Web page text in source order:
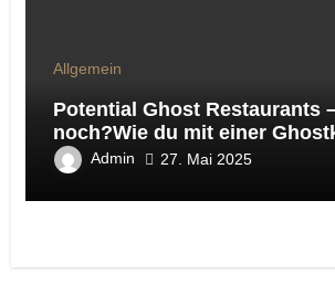
Allgemein
Potential Ghost Restaurants
noch?Wie du mit einer
virtuelle Marken auf
testest und daraus ein
Gastro‑Konzept entwickelst
Admin 27. Mai 2025